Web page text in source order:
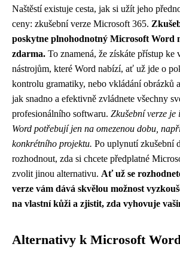
Naštěstí existuje cesta, jak si užít jeho
ceny: zkušební verze Microsoft 365.
poskytne plnohodnotný Microsoft Word
zdarma. To znamená, že získáte přístup ke
nástrojům, které Word nabízí, ať už jde o
kontrolu gramatiky, nebo vkládání obrázků
jak snadno a efektivně zvládnete všechny
profesionálního softwaru. Zkušební verze
Word potřebují jen na omezenou dobu,
konkrétního projektu. Po uplynutí zkušební
rozhodnout, zda si chcete předplatné
zvolit jinou alternativu. Ať už se
verze vám dává skvělou možnost
na vlastní kůži a zjistit, zda vyhovuje
Alternativy k Microsoft